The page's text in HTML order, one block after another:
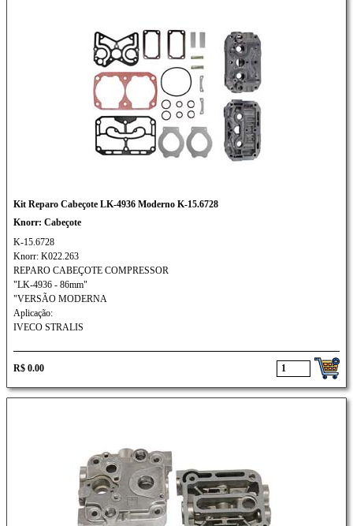
Kit Reparo Cabeçote LK-4936 Moderno K-15.6728
Knorr: Cabeçote
K-15.6728
Knorr: K022.263
REPARO CABEÇOTE COMPRESSOR
"LK-4936 - 86mm"
"VERSÃO MODERNA
Aplicação:
IVECO STRALIS
R$ 0.00